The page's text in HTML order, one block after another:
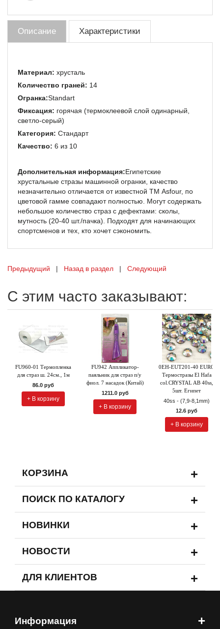
Описание Характеристики
Материал: хрусталь
Количество граней: 14
Огранка:Standart
Фиксация: горячая (термоклеевой слой одинарный,
светло-серый)
Категория: Стандарт
Качество: 6 из 10
Дополнительная информация:Египетские
хрустальные стразы машинной огранки, качество
незначительно отличается от известной ТМ Asfour, по
цветовой гамме совпадают полностью. Могут содержать
небольшое количество страз с дефектами: сколы,
мутность (20-40 шт./пачка). Подходят для начинающих
спортсменов и тех, кто хочет сэкономить.
Предыдущий | Назад в раздел | Следующий
С этим часто заказывают:
FU960-01 Термопленка
для страз ш. 24см., 1м
86.0 руб
+ В корзину
FU942 Аппликатор-
паяльник для страз п/у
фиол. 7 насадок (Китай)
1211.0 руб
+ В корзину
0EH-EUT201-40 EURO
Термостразы El Hafa
col.CRYSTAL AB 40ss,
5шт. Египет
40ss - (7,9-8,1mm)
12.6 руб
+ В корзину
КОРЗИНА +
ПОИСК ПО КАТАЛОГУ +
НОВИНКИ +
НОВОСТИ +
ДЛЯ КЛИЕНТОВ +
Информация +